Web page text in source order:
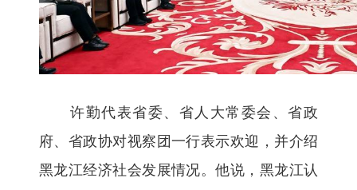
许勤代表省委、省人大常委会、省政
府、省政协对视察团一行表示欢迎，并介绍
黑龙江经济社会发展情况。他说，黑龙江认